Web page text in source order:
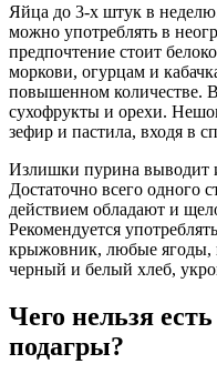
Яйца до 3-х штук в
можно употреблять в
предпочтение стоит
моркови, огурцам и
повышенном количестве.
сухофрукты и орехи.
зефир и пастила, входя в
Излишки пурина выводит
Достаточно всего одного
действием обладают и
Рекомендуется
крыжовник, любые ягоды,
черный и белый хлеб,
Чего нельзя
подагры?